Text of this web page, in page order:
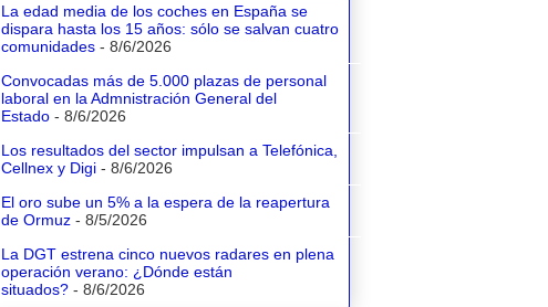
La edad media de los coches en España se
dispara hasta los 15 años: sólo se salvan cuatro
comunidades- 8/6/2026
Convocadas más de 5.000 plazas de personal
laboral en la Admnistración General del
Estado- 8/6/2026
Los resultados del sector impulsan a Telefónica,
Cellnex y Digi- 8/6/2026
El oro sube un 5% a la espera de la reapertura
de Ormuz- 8/5/2026
La DGT estrena cinco nuevos radares en plena
operación verano: ¿Dónde están
situados?- 8/6/2026